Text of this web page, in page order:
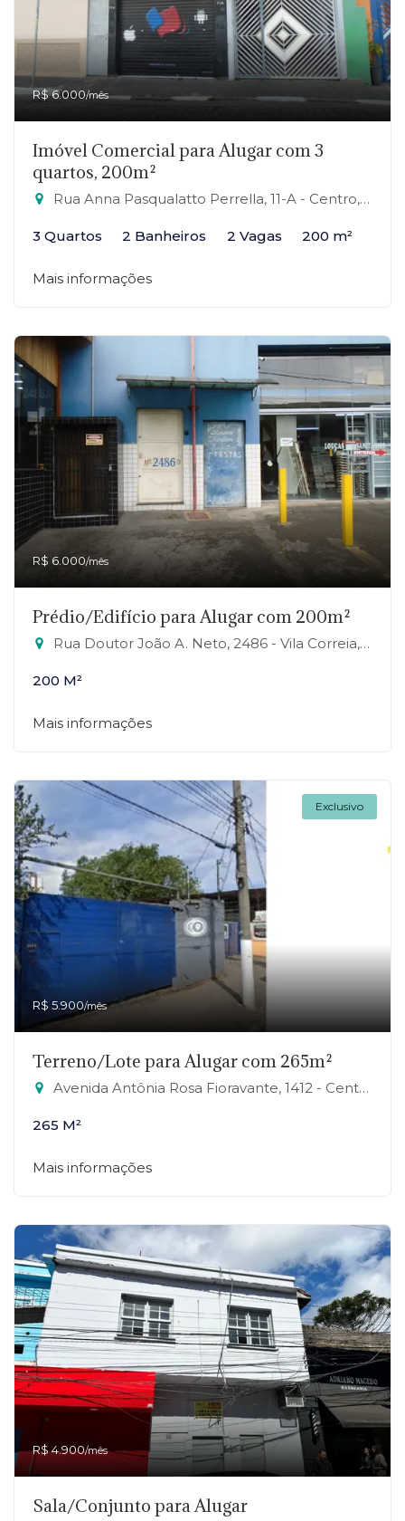
R$ 6.000/mês
Imóvel Comercial para Alugar com 3
quartos, 200m²
Rua Anna Pasqualatto Perrella, 11-A - Centro, Mauá-SP
3 Quartos 2 Banheiros 2 Vagas 200 m²
Mais informações
R$ 6.000/mês
Prédio/Edifício para Alugar com 200m²
Rua Doutor João A. Neto, 2486 - Vila Correia, Mauá-SP
200 M²
Mais informações
Exclusivo
R$ 5.900/mês
Terreno/Lote para Alugar com 265m²
Avenida Antônia Rosa Fioravante, 1412 - Centro, Mauá-SP
265 M²
Mais informações
R$ 4.900/mês
Sala/Conjunto para Alugar